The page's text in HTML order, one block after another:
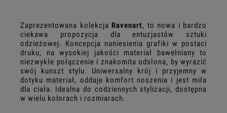
Zaprezentowana kolekcja Ravenart, to nowa i bardzo
ciekawa propozycja dla entuzjastów sztuki
odzieżowej. Koncepcja naniesienia grafiki w postaci
druku, na wysokiej jakości materiał bawełniany to
niezwykłe połączenie i znakomita odsłona, by wyrazić
swój kunszt stylu. Uniwersalny krój i przyjemny w
dotyku materiał, oddaje komfort noszenia i jest miła
dla ciała. Idealna do codziennych stylizacji, dostępna
w wielu kolorach i rozmiarach.